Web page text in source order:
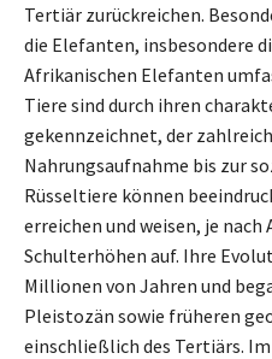
Tertiär zurückreichen.
die Elefanten, insbesondere
Afrikanischen Elefanten
Tiere sind durch ihren
gekennzeichnet, der
Nahrungsaufnahme bis zur
Rüsseltiere können
erreichen und weisen, je
Schulterhöhen auf. Ihre
Millionen von Jahren und
Pleistozän sowie früheren
einschließlich des Tertiärs.